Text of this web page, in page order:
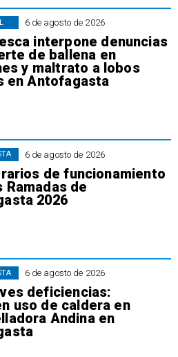
6 de agosto de 2026
interpone denuncias
de ballena en
y maltrato a lobos
en Antofagasta
6 de agosto de 2026
de funcionamiento
Ramadas de
2026
6 de agosto de 2026
deficiencias:
uso de caldera en
Andina en